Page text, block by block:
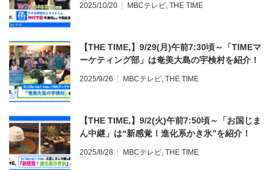
2025/10/20 MBCテレビ, THE TIME
【THE TIME,】9/29(月)午前7:30頃～「TIMEマ
ーケティング部」は奄美大島の宇検村を紹介！
2025/9/26 MBCテレビ, THE TIME
【THE TIME,】9/2(火)午前7:50頃～「お国じま
ん中継」は“新感覚！進化系かき氷”を紹介！
2025/8/28 MBCテレビ, THE TIME